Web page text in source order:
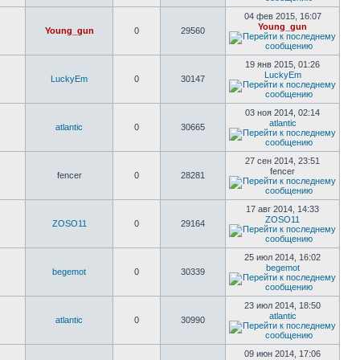
Young_gun 0 29560
04 фев 2015, 16:07
Young_gun
LuckyEm 0 30147
19 янв 2015, 01:26
LuckyEm
atlantic 0 30665
03 ноя 2014, 02:14
atlantic
fencer 0 28281
27 сен 2014, 23:51
fencer
ZOSO11 0 29164
17 авг 2014, 14:33
ZOSO11
begemot 0 30339
25 июл 2014, 16:02
begemot
atlantic 0 30990
23 июл 2014, 18:50
atlantic
09 июн 2014, 17:06